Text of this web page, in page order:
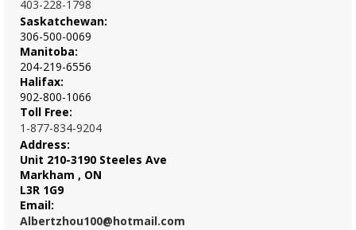
403-228-1798
Saskatchewan:
306-500-0069
Manitoba:
204-219-6556
Halifax:
902-800-1066
Toll Free:
1-877-834-9204
Address:
Unit 210-3190 Steeles Ave
Markham , ON
L3R 1G9
Email:
Albertzhou100@hotmail.com